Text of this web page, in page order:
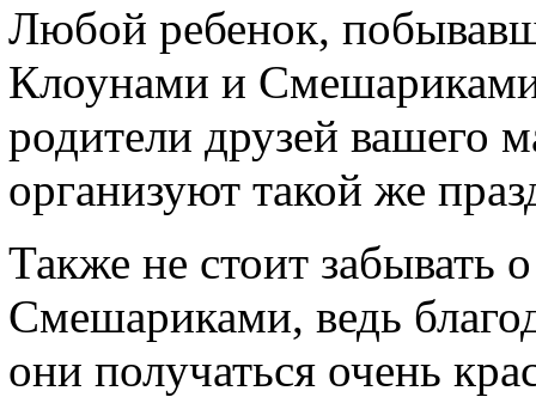
Любой ребенок,
Клоунами и
родители друзей вашего
организуют такой же
Также не стоит забывать
Смешариками, ведь
они получаться очень